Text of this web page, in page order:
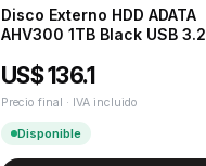
Disco Externo HDD ADATA
AHV300 1TB Black USB 3.2
US$ 136.1
Precio final · IVA incluido
Disponible